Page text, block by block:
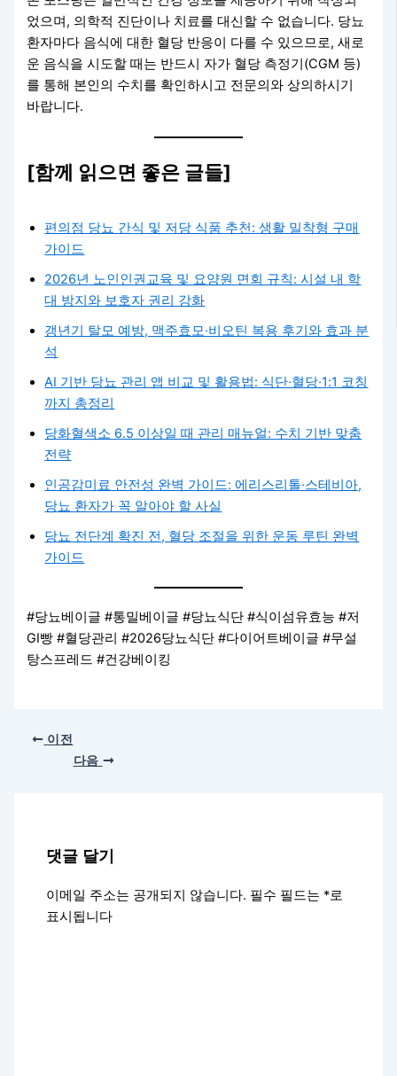
었으며, 의학적 진단이나 치료를 대신할 수 없습니다. 당뇨
환자마다 음식에 대한 혈당 반응이 다를 수 있으므로, 새로
운 음식을 시도할 때는 반드시 자가 혈당 측정기(CGM 등)
를 통해 본인의 수치를 확인하시고 전문의와 상의하시기
바랍니다.
[함께 읽으면 좋은 글들]
편의점 당뇨 간식 및 저당 식품 추천: 생활 밀착형 구매
가이드
2026년 노인인권교육 및 요양원 면회 규칙: 시설 내 학
대 방지와 보호자 권리 강화
갱년기 탈모 예방, 맥주효모·비오틴 복용 후기와 효과 분
석
AI 기반 당뇨 관리 앱 비교 및 활용법: 식단·혈당·1:1 코칭
까지 총정리
당화혈색소 6.5 이상일 때 관리 매뉴얼: 수치 기반 맞춤
전략
인공감미료 안전성 완벽 가이드: 에리스리톨·스테비아,
당뇨 환자가 꼭 알아야 할 사실
당뇨 전단계 확진 전, 혈당 조절을 위한 운동 루틴 완벽
가이드
#당뇨베이글 #통밀베이글 #당뇨식단 #식이섬유효능 #저
GI빵 #혈당관리 #2026당뇨식단 #다이어트베이글 #무설
탕스프레드 #건강베이킹
이전
다음
댓글 달기
이메일 주소는 공개되지 않습니다. 필수 필드는 *로
표시됩니다